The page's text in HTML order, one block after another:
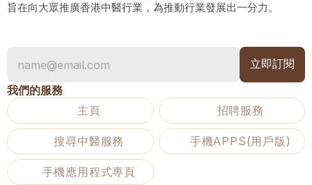
旨在向大眾推廣香港中醫行業，為推動行業發展出一分力。
我們的服務
主頁
招聘服務
搜尋中醫服務 手機APPS(用戶版)
手機應用程式專頁